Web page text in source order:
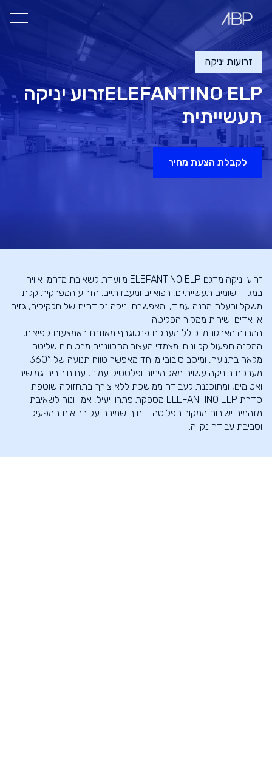
זרועות יניקה
ELEFANTINO ELPזרוע יניקה
תעשייתית
לקבלת הצעת מחיר
זרוע יניקה מדגם ELEFANTINO ELP מיועדת לשאיבת מזהמי אוויר
במגוון יישומים תעשייתיים, רפואיים ומעבדתיים. הזרוע המפרקית קלת
משקל ובעלת מבנה עמיד, ומאפשרת יניקה נקודתית של חלקיקים, גזים
או אדים ישירות ממקור הפליטה.
המבנה הארגונומי כולל מערכת פנטוגרף מאוזנת באמצעות קפיצים,
המקנה תפעול קל ונוח. מצמדי מעצור מתכווננים מבטיחים שליטה
מלאה בתנועה, ומיסב סיבובי מיוחד מאפשר טווח תנועה של 360°.
מערכת היניקה עשויה מאלומיניום ופלסטיק עמיד, עם חיבורים גמישים
ואטומים, ומתוכננת לעבודה ממושכת ללא צורך בתחזוקה שוטפת.
סדרת ELEFANTINO ELP מספקת פתרון יעיל, אמין ונוח לשאיבת
מזהמים ישירות ממקור הפליטה – תוך שמירה על בריאות המפעיל
וסביבת עבודה נקייה.